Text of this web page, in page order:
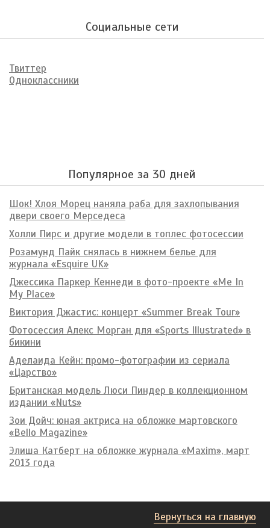
Социальные сети
Твиттер
Одноклассники
Популярное за 30 дней
Шок! Хлоя Морец наняла раба для захлопывания
двери своего Мерседеса
Холли Пирс и другие модели в топлес фотосессии
Розамунд Пайк снялась в нижнем белье для
журнала «Esquire UK»
Джессика Паркер Кеннеди в фото-проекте «Me In
My Place»
Виктория Джастис: концерт «Summer Break Tour»
Фотосессия Алекс Морган для «Sports Illustrated» в
бикини
Аделаида Кейн: промо-фотографии из сериала
«Царство»
Британская модель Люси Пиндер в коллекционном
издании «Nuts»
Зои Дойч: юная актриса на обложке мартовского
«Bello Magazine»
Элиша Катберт на обложке журнала «Maxim», март
2013 года
Вернуться на главную